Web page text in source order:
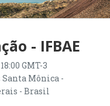
- IFBAE
GMT-3
Mônica -
- Brasil